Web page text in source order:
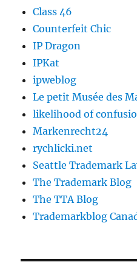
Class 46
Counterfeit Chic
IP Dragon
IPKat
ipweblog
Le petit Musée des
likelihood of
Markenrecht24
rychlicki.net
Seattle Trademark
The Trademark Blog
The TTA Blog
Trademarkblog